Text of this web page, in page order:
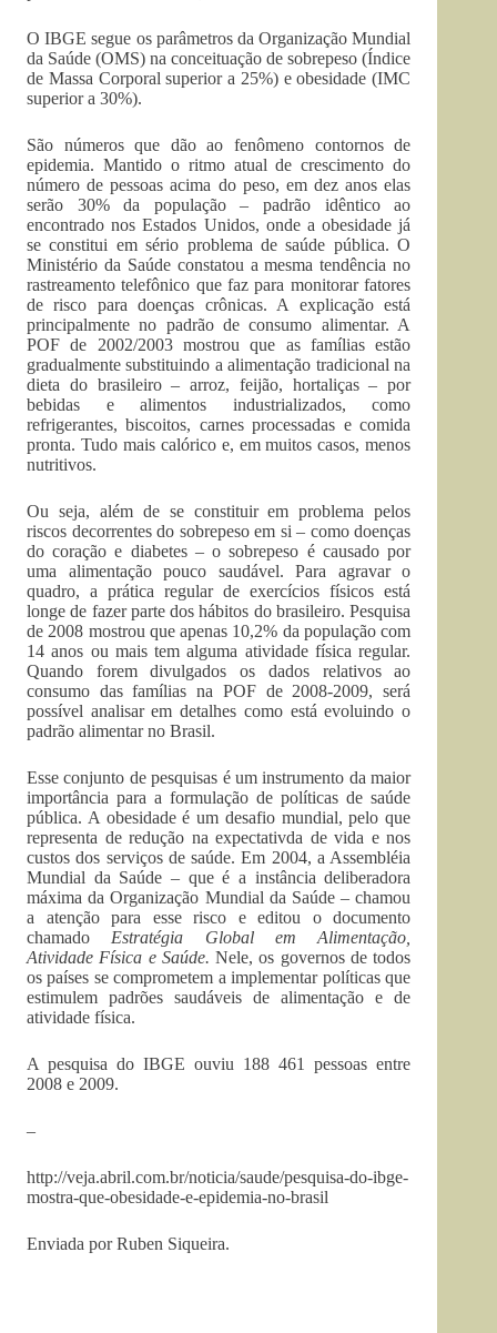
O IBGE segue os parâmetros da Organização Mundial
da Saúde (OMS) na conceituação de sobrepeso (Índice
de Massa Corporal superior a 25%) e obesidade (IMC
superior a 30%).
São números que dão ao fenômeno contornos de
epidemia. Mantido o ritmo atual de crescimento do
número de pessoas acima do peso, em dez anos elas
serão 30% da população – padrão idêntico ao
encontrado nos Estados Unidos, onde a obesidade já
se constitui em sério problema de saúde pública. O
Ministério da Saúde constatou a mesma tendência no
rastreamento telefônico que faz para monitorar fatores
de risco para doenças crônicas. A explicação está
principalmente no padrão de consumo alimentar. A
POF de 2002/2003 mostrou que as famílias estão
gradualmente substituindo a alimentação tradicional na
dieta do brasileiro – arroz, feijão, hortaliças – por
bebidas e alimentos industrializados, como
refrigerantes, biscoitos, carnes processadas e comida
pronta. Tudo mais calórico e, em muitos casos, menos
nutritivos.
Ou seja, além de se constituir em problema pelos
riscos decorrentes do sobrepeso em si – como doenças
do coração e diabetes – o sobrepeso é causado por
uma alimentação pouco saudável. Para agravar o
quadro, a prática regular de exercícios físicos está
longe de fazer parte dos hábitos do brasileiro. Pesquisa
de 2008 mostrou que apenas 10,2% da população com
14 anos ou mais tem alguma atividade física regular.
Quando forem divulgados os dados relativos ao
consumo das famílias na POF de 2008-2009, será
possível analisar em detalhes como está evoluindo o
padrão alimentar no Brasil.
Esse conjunto de pesquisas é um instrumento da maior
importância para a formulação de políticas de saúde
pública. A obesidade é um desafio mundial, pelo que
representa de redução na expectativda de vida e nos
custos dos serviços de saúde. Em 2004, a Assembléia
Mundial da Saúde – que é a instância deliberadora
máxima da Organização Mundial da Saúde – chamou
a atenção para esse risco e editou o documento
chamado Estratégia Global em Alimentação,
Atividade Física e Saúde.Nele, os governos de todos
os países se comprometem a implementar políticas que
estimulem padrões saudáveis de alimentação e de
atividade física.
A pesquisa do IBGE ouviu 188 461 pessoas entre
2008 e 2009.
–
http://veja.abril.com.br/noticia/saude/pesquisa-do-ibge-
mostra-que-obesidade-e-epidemia-no-brasil
Enviada por Ruben Siqueira.